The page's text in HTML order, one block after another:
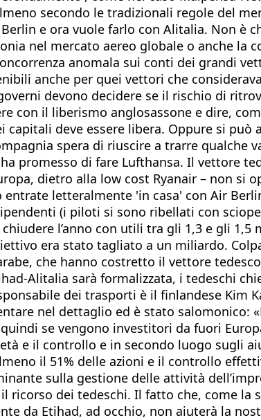
secondo le tradizionali regole del
e ora vuole farlo con Alitalia. Non è
nel mercato aereo globale o anche la
anomala sui conti dei grandi
anche per quei vettori che
devono decidere se il rischio di
con il liberismo anglosassone e dire,
deve essere libera. Oppure si
spera di riuscire a trarre qualche
promesso di fare Lufthansa. Il vettore
dietro alla low cost Ryanair – non si
letteralmente 'in casa' con Air
(i piloti si sono ribellati con
l’anno con utili tra gli 1,3 e gli
era stato tagliato a un miliardo.
che hanno costretto il vettore
Alitalia sarà formalizzata, i tedeschi
dei trasporti è il finlandese Kim
nel dettaglio ed è stato salomonico:
se vengono investitori da fuori
e il controllo e in secondo luogo sugli
il 51% delle azioni e il controllo
sulla gestione delle attività
ricorso dei tedeschi. Il fatto che, come
da Etihad, ad occhio, non aiuterà la